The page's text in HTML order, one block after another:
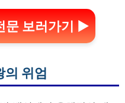
문 보러가기 ▶
의 위엄